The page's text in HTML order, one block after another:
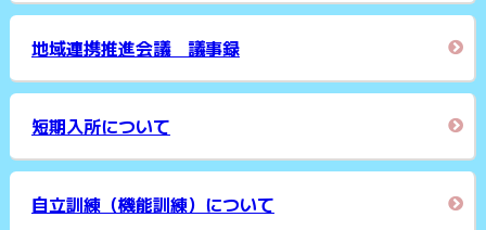
地域連携推進会議 議事録
短期入所について
自立訓練（機能訓練）について